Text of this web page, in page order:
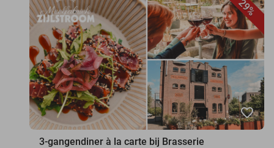
29%
favorite_border
3-gangendiner à la carte bij Brasserie